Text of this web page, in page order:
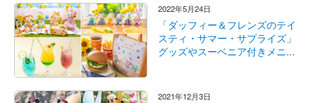
2022年5月24日
「ダッフィー＆フレンズのテイ
スティ・サマー・サプライズ」
グッズやスーベニア付きメニ...
2021年12月3日